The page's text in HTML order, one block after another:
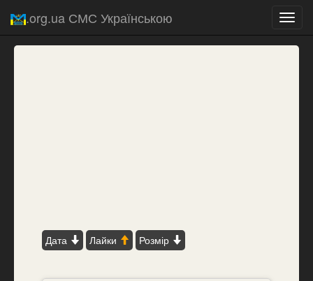
.org.ua СМС Українською
Дата Лайки Розмір